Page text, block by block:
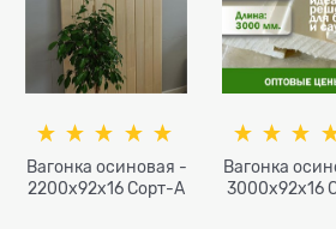
Вагонка осиновая -
2200x92x16 Сорт-А
Вагонка
3000x92x16